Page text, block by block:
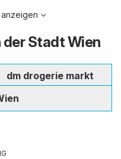
Stadt Wien
dm drogerie markt